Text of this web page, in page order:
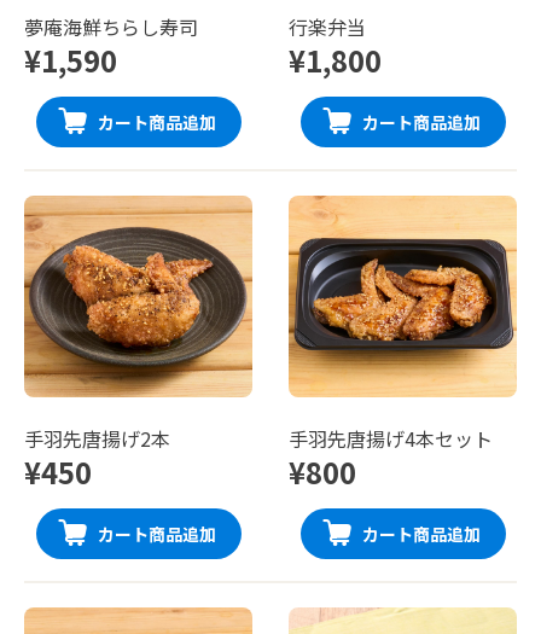
夢庵海鮮ちらし寿司
¥1,590
カート商品追加
行楽弁当
¥1,800
カート商品追加
手羽先唐揚げ2本
¥450
カート商品追加
手羽先唐揚げ4本セット
¥800
カート商品追加